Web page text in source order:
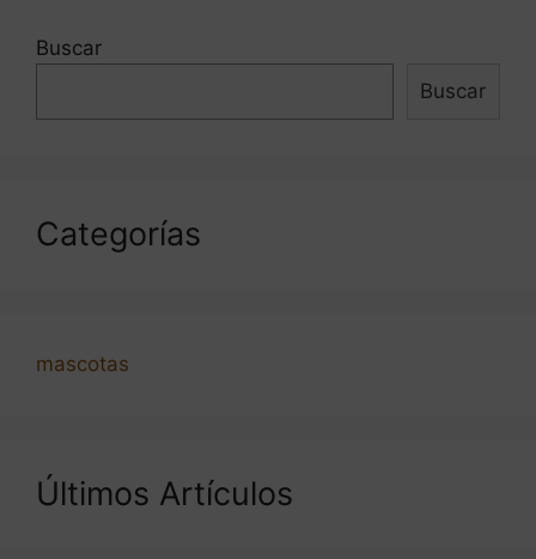
Buscar
Buscar
Categorías
mascotas
Últimos Artículos